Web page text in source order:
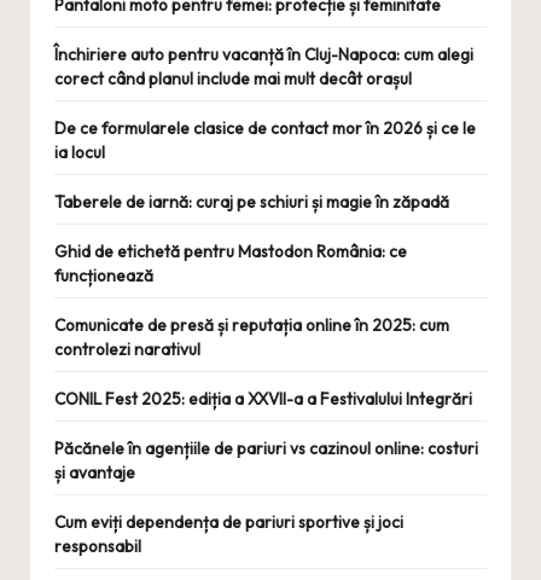
Pantaloni moto pentru femei: protecție și feminitate
Închiriere auto pentru vacanță în Cluj-Napoca: cum alegi
corect când planul include mai mult decât orașul
De ce formularele clasice de contact mor în 2026 și ce le
ia locul
Taberele de iarnă: curaj pe schiuri și magie în zăpadă
Ghid de etichetă pentru Mastodon România: ce
funcționează
Comunicate de presă și reputația online în 2025: cum
controlezi narativul
CONIL Fest 2025: ediția a XXVII-a a Festivalului Integrări
Păcănele în agențiile de pariuri vs cazinoul online: costuri
și avantaje
Cum eviți dependența de pariuri sportive și joci
responsabil